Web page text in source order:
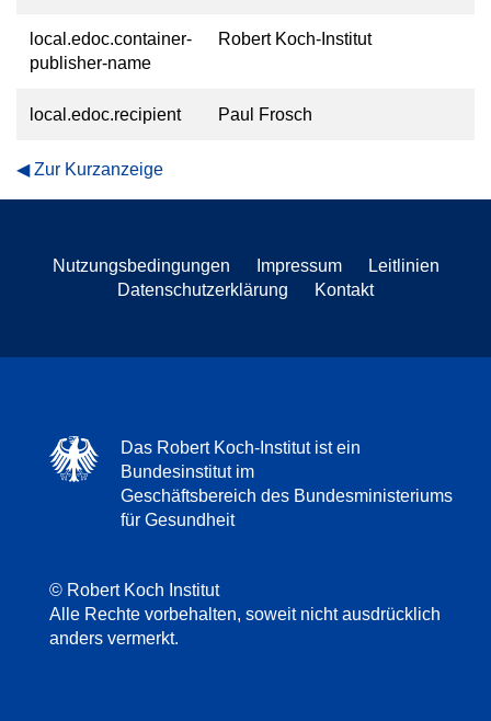
local.edoc.container-
publisher-name
Robert Koch-Institut
local.edoc.recipient Paul Frosch
Zur Kurzanzeige
Nutzungsbedingungen Impressum
Leitlinien
Datenschutzerklärung
Kontakt
Das Robert Koch-Institut ist ein
Bundesinstitut im
Geschäftsbereich des Bundesministeriums
für Gesundheit
© Robert Koch Institut
Alle Rechte vorbehalten, soweit nicht ausdrücklich
anders vermerkt.